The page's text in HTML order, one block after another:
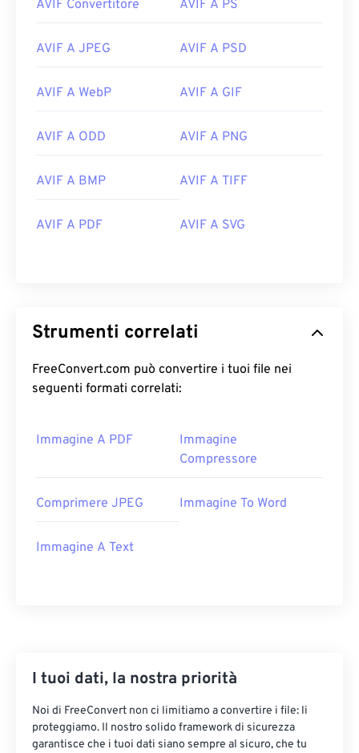
AVIF Convertitore AVIF A PS
AVIF A JPEG AVIF A PSD
AVIF A WebP AVIF A GIF
AVIF A ODD AVIF A PNG
AVIF A BMP AVIF A TIFF
AVIF A PDF AVIF A SVG
Strumenti correlati
FreeConvert.com può convertire i tuoi file nei
seguenti formati correlati:
Immagine A PDF
Immagine
Compressore
Comprimere JPEG Immagine To Word
Immagine A Text
I tuoi dati, la nostra priorità
Noi di FreeConvert non ci limitiamo a convertire i file: li
proteggiamo. Il nostro solido framework di sicurezza
garantisce che i tuoi dati siano sempre al sicuro, che tu